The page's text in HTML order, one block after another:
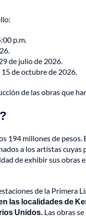
p.m.
de julio de 2026.
15 de octubre de 2026.
de las obras que
194 millones de
a los artistas cuyas
de exhibir sus obras
de la Primera
las localidades de
Unidos. Las obras